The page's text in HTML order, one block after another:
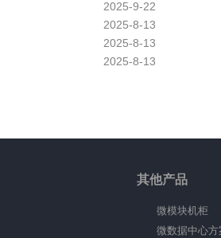
2025-9-22
2025-8-13
2025-8-13
2025-8-13
其他产品
微模块机柜
微数据中心方